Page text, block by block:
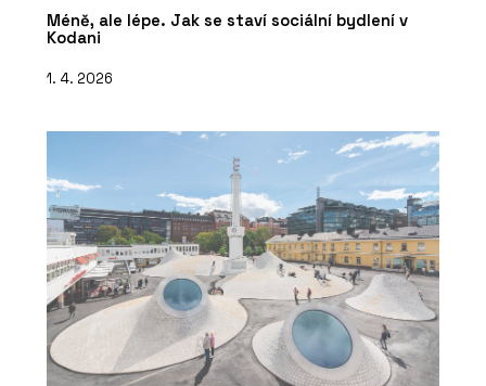
Méně, ale lépe. Jak se staví sociální bydlení v
Kodani
1. 4. 2026